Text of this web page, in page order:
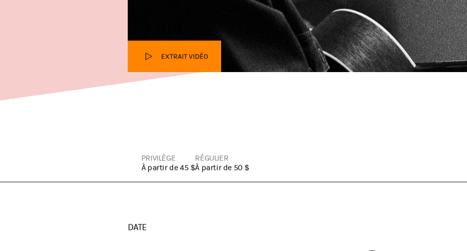
PRIVILÈGE
RÉGULIER